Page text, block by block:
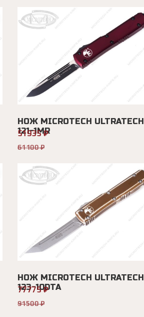
НОЖ MICROTECH ULTRATECH
121-1MR
51935 ₽
61100 ₽
НОЖ MICROTECH ULTRATECH
123-10DTA
77775 ₽
91500 ₽